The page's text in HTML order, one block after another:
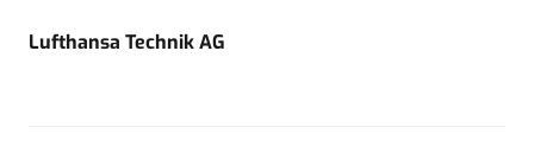
Lufthansa Technik AG